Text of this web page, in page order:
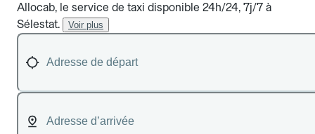
Allocab, le service de taxi disponible 24h/24, 7j/7 à
Sélestat.
Voir plus